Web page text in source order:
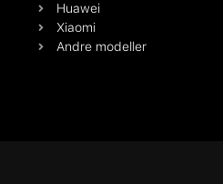
Huawei
Xiaomi
Andre modeller